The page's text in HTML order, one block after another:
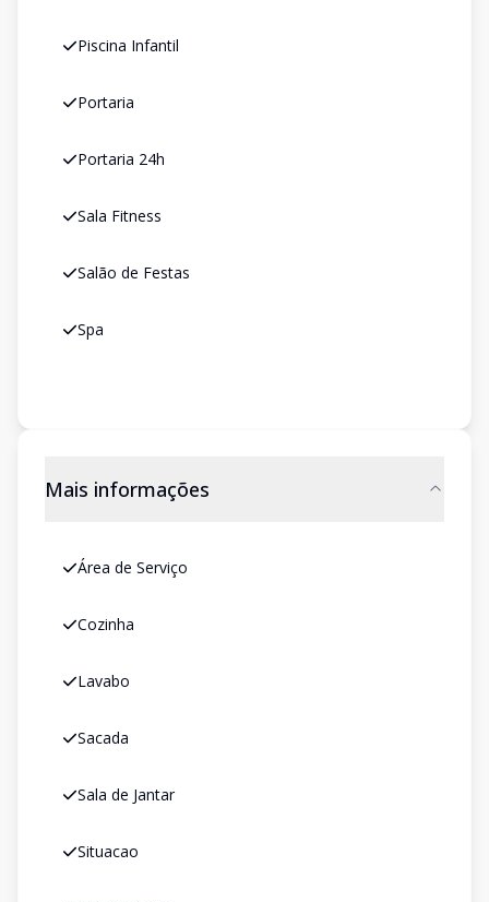
Piscina Infantil
Portaria
Portaria 24h
Sala Fitness
Salão de Festas
Spa
Mais informações
Área de Serviço
Cozinha
Lavabo
Sacada
Sala de Jantar
Situacao